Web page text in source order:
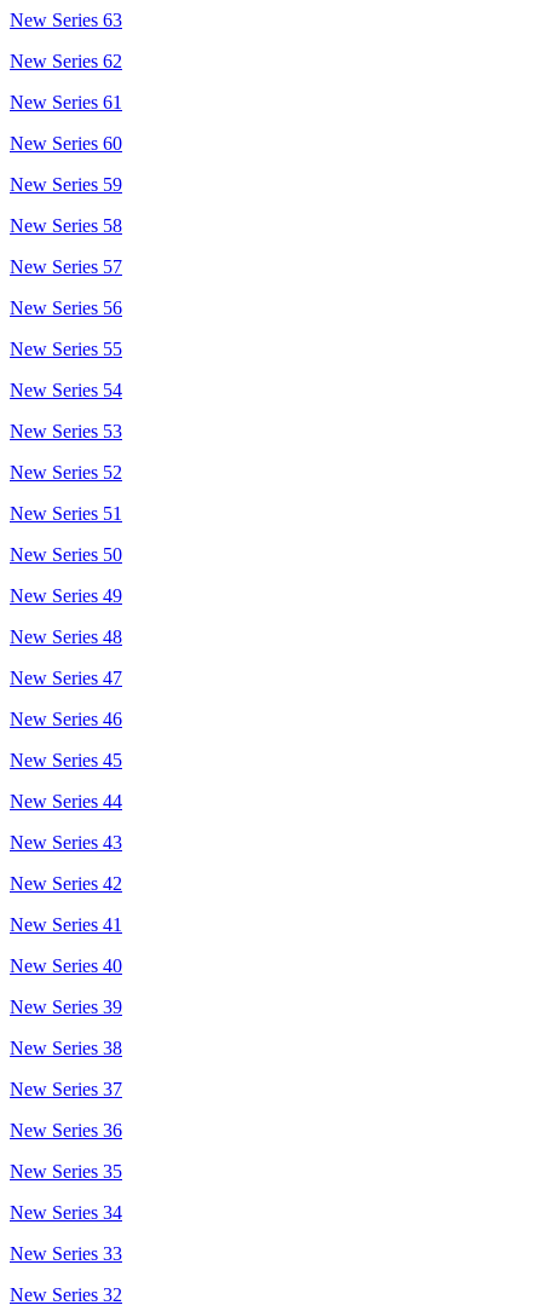
New Series 63
New Series 62
New Series 61
New Series 60
New Series 59
New Series 58
New Series 57
New Series 56
New Series 55
New Series 54
New Series 53
New Series 52
New Series 51
New Series 50
New Series 49
New Series 48
New Series 47
New Series 46
New Series 45
New Series 44
New Series 43
New Series 42
New Series 41
New Series 40
New Series 39
New Series 38
New Series 37
New Series 36
New Series 35
New Series 34
New Series 33
New Series 32